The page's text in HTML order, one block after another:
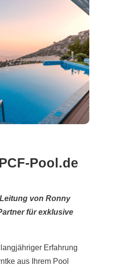
Pool.de
von Ronny
für exklusive
Erfahrung
aus Ihrem Pool